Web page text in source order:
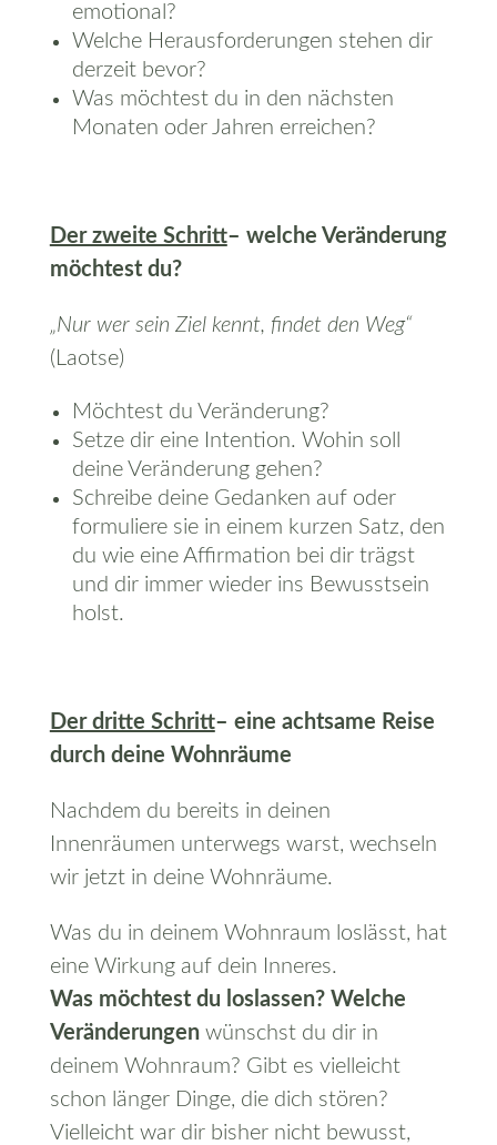
emotional?
Welche Herausforderungen stehen dir
derzeit bevor?
Was möchtest du in den nächsten
Monaten oder Jahren erreichen?
Der zweite Schritt– welche Veränderung
möchtest du?
„Nur wer sein Ziel kennt, findet den Weg“
(Laotse)
Möchtest du Veränderung?
Setze dir eine Intention. Wohin soll
deine Veränderung gehen?
Schreibe deine Gedanken auf oder
formuliere sie in einem kurzen Satz, den
du wie eine Affirmation bei dir trägst
und dir immer wieder ins Bewusstsein
holst.
Der dritte Schritt– eine achtsame Reise
durch deine Wohnräume
Nachdem du bereits in deinen
Innenräumen unterwegs warst, wechseln
wir jetzt in deine Wohnräume.
Was du in deinem Wohnraum loslässt, hat
eine Wirkung auf dein Inneres.
Was möchtest du loslassen? Welche
Veränderungenwünschst du dir in
deinem Wohnraum? Gibt es vielleicht
schon länger Dinge, die dich stören?
Vielleicht war dir bisher nicht bewusst,